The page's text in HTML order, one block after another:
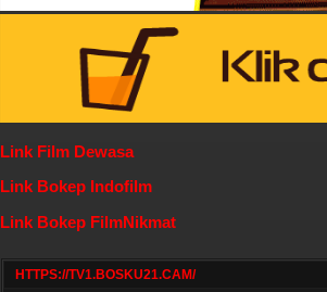
Link Film Dewasa
Link Bokep Indofilm
Link Bokep FilmNikmat
HTTPS://TV1.BOSKU21.CAM/